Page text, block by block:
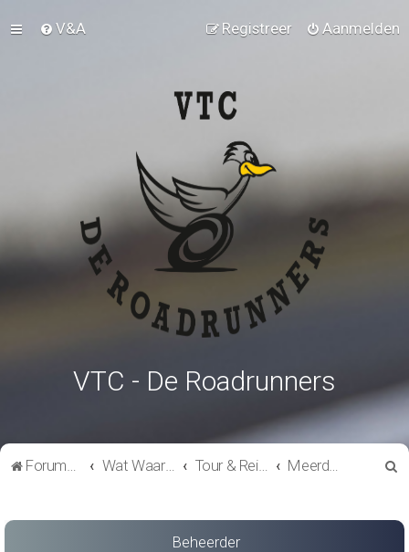
V&A Aanmelden
Registreer
VTC - De Roadrunners
Forumoverzicht Wat Waar & Wanneer Tour & Reisverslagen Meerdaagse ritjes
Beheerder